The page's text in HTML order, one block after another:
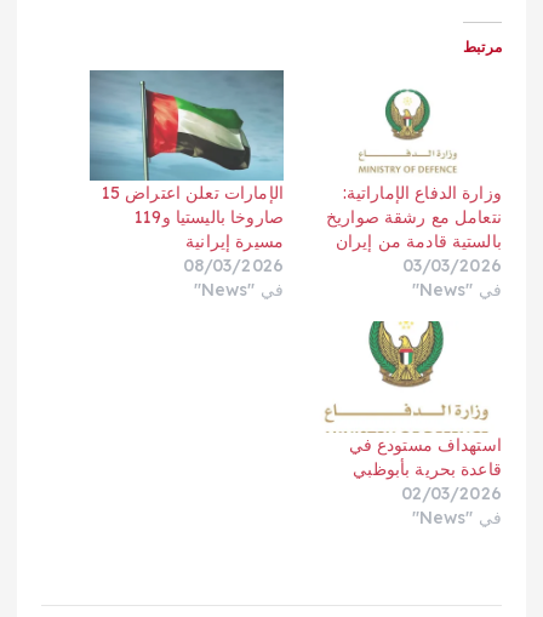
مرتبط
وزارة الدفاع الإماراتية:
نتعامل مع رشقة صواريخ
بالستية قادمة من إيران
03/03/2026
في "News"
الإمارات تعلن اعتراض 15
صاروخا باليستيا و119
مسيرة إيرانية
08/03/2026
في "News"
استهداف مستودع في
قاعدة بحرية بأبوظبي
02/03/2026
في "News"